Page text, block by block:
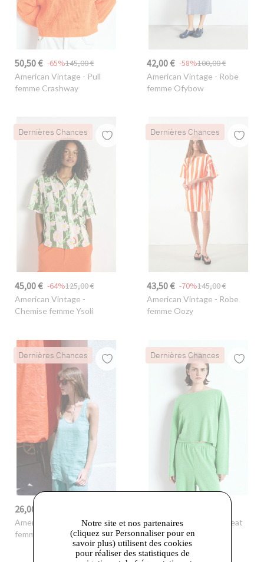
50,50 € 145,00 €
-65%
American Vintage - Pull
femme Crashway
42,00 € 100,00 €
-58%
American Vintage - Robe
femme Ofybow
Dernières Chances
45,00 € 125,00 €
-64%
American Vintage -
Chemise femme Ysoli
Dernières Chances
43,50 € 145,00 €
-70%
American Vintage - Robe
femme Oozy
Dernières Chances
26,00 €
American Vintage - Top
femme Ivybo
Dernières Chances
American Vintage
- Sweat
femme Ofybow
Notre site et nos partenaires
(cliquez sur Personnaliser pour en
savoir plus) utilisent des cookies
pour réaliser des statistiques de